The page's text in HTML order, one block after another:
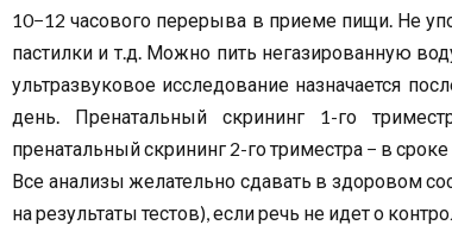
10−12 часового перерыва в приеме пищи. Не
пастилки и т.д. Можно пить негазированную
ультразвуковое исследование назначается
день. Пренатальный скрининг 1-го
пренатальный скрининг 2-го триместра − в
Все анализы желательно сдавать в здоровом
на результаты тестов), если речь не идет о